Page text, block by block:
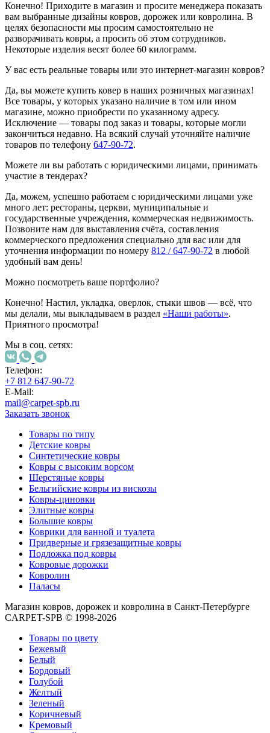
Конечно! Приходите в магазин и просите менеджера показать
вам выбранные дизайны ковров, дорожек или ковролина. В
целях безопасности мы просим самостоятельно не
разворачивать ковры, а просить об этом сотрудников.
Некоторые изделия весят более 60 килограмм.
У вас есть реальные товары или это интернет-магазин ковров?
Да, вы можете купить ковер в наших розничных магазинах!
Все товары, у которых указано наличие в том или ином
магазине, можно приобрести по указанному адресу.
Исключение — товары под заказ и товары, которые могли
закончиться недавно. На всякий случай уточняйте наличие
товаров по телефону 647-90-72.
Можете ли вы работать с юридическими лицами, принимать
участие в тендерах?
Да, можем, успешно работаем с юридическими лицами уже
много лет: рестораны, церкви, муниципальные и
государственные учреждения, коммерческая недвижимость.
Позвоните нам для выставления счёта, составления
коммерческого предложения специально для вас или для
уточнения информации по номеру 812 / 647-90-72 в любой
удобный вам день!
Можно посмотреть ваше портфолио?
Конечно! Настил, укладка, оверлок, стыки швов — всё, что
мы делали, мы выкладываем в раздел «Наши работы».
Приятного просмотра!
Мы в соц. сетях:
Телефон:
+7 812 647-90-72
E-Mail:
mail@carpet-spb.ru
Заказать звонок
Товары по типу
Детские ковры
Синтетические ковры
Ковры с высоким ворсом
Шерстяные ковры
Бельгийские ковры из вискозы
Ковры-циновки
Элитные ковры
Большие ковры
Коврики для ванной и туалета
Придверные и грязезащитные ковры
Подложка под ковры
Ковровые дорожки
Ковролин
Паласы
Магазин ковров, дорожек и ковролина в Санкт-Петербурге
CARPET-SPB © 1998-2026
Товары по цвету
Бежевый
Белый
Бордовый
Голубой
Желтый
Зеленый
Коричневый
Кремовый